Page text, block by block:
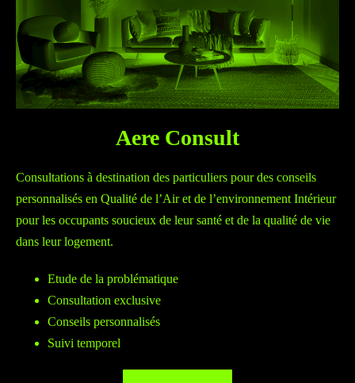
Aere Consult
Consultations à destination des particuliers pour des conseils
personnalisés en Qualité de l’Air et de l’environnement Intérieur
pour les occupants soucieux de leur santé et de la qualité de vie
dans leur logement.
Etude de la problématique
Consultation exclusive
Conseils personnalisés
Suivi temporel